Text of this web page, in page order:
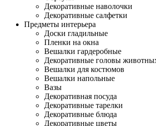
Декоративные наволочки
Декоративные салфетки
Предметы интерьера
Доски гладильные
Пленки на окна
Вешалки гардеробные
Декоративные головы
Вешалки для костюмов
Вешалки напольные
Вазы
Декоративная посуда
Декоративные тарелки
Декоративные блюда
Декоративные цветы